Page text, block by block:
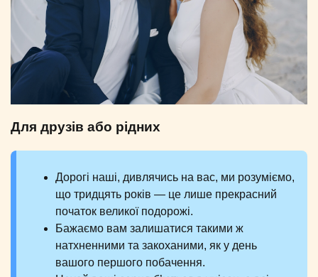
Для друзів або рідних
Дорогі наші, дивлячись на вас, ми розуміємо,
що тридцять років — це лише прекрасний
початок великої подорожі.
Бажаємо вам залишатися такими ж
натхненними та закоханими, як у день
вашого першого побачення.